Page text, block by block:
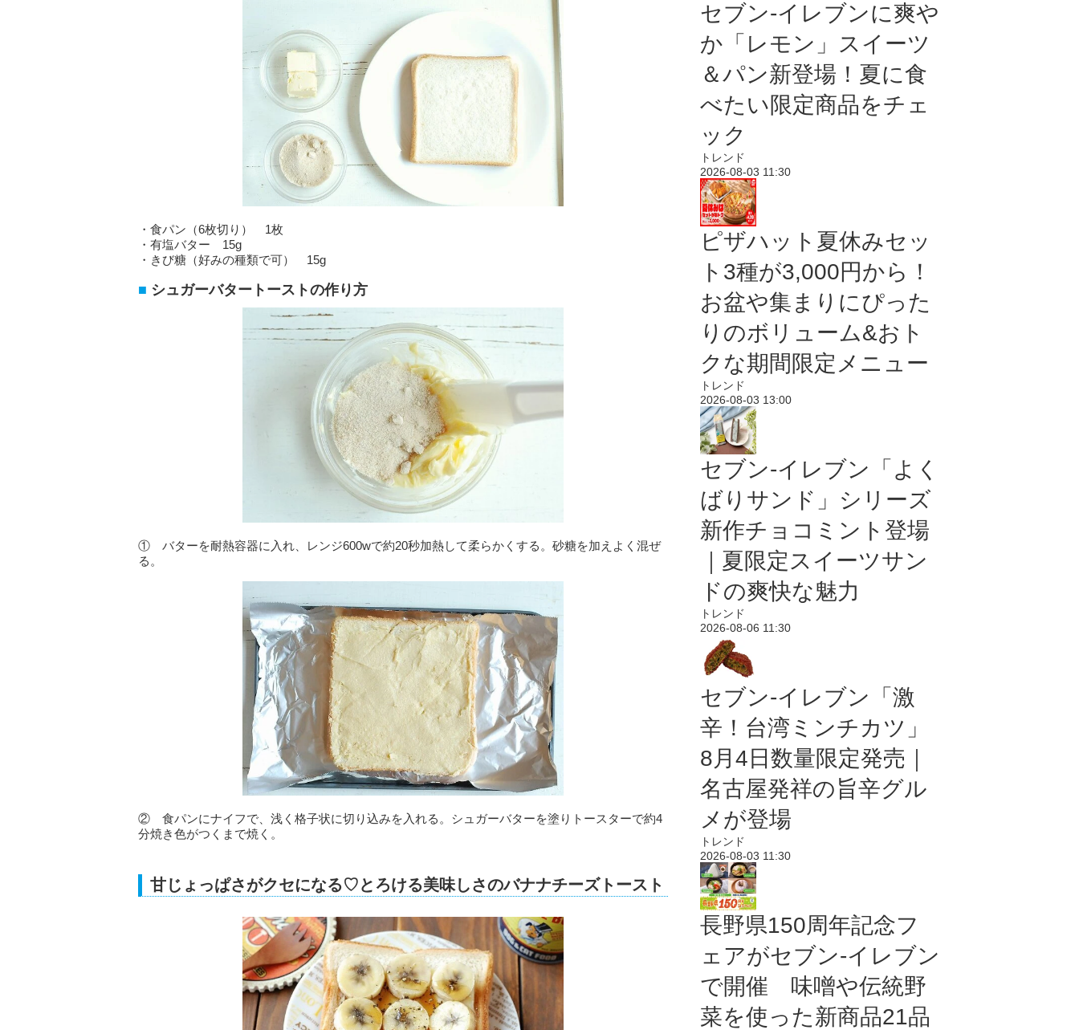
・食パン（6枚切り） 1枚
・有塩バター 15g
・きび糖（好みの種類で可） 15g
シュガーバタートーストの作り方
① バターを耐熱容器に入れ、レンジ600wで約20秒加熱して柔らかくする。砂糖を加えよく混ぜ
る。
② 食パンにナイフで、浅く格子状に切り込みを入れる。シュガーバターを塗りトースターで約4
分焼き色がつくまで焼く。
甘じょっぱさがクセになる♡とろける美味しさのバナナチーズトースト
セブン‐イレブンに爽や
か「レモン」スイーツ
＆パン新登場！夏に食
べたい限定商品をチェ
ック
トレンド
2026-08-03 11:30
ピザハット夏休みセッ
ト3種が3,000円から！
お盆や集まりにぴった
りのボリューム&おト
クな期間限定メニュー
トレンド
2026-08-03 13:00
セブン‐イレブン「よく
ばりサンド」シリーズ
新作チョコミント登場
｜夏限定スイーツサン
ドの爽快な魅力
トレンド
2026-08-06 11:30
セブン-イレブン「激
辛！台湾ミンチカツ」
8月4日数量限定発売｜
名古屋発祥の旨辛グル
メが登場
トレンド
2026-08-03 11:30
長野県150周年記念フ
ェアがセブン-イレブン
で開催 味噌や伝統野
菜を使った新商品21品